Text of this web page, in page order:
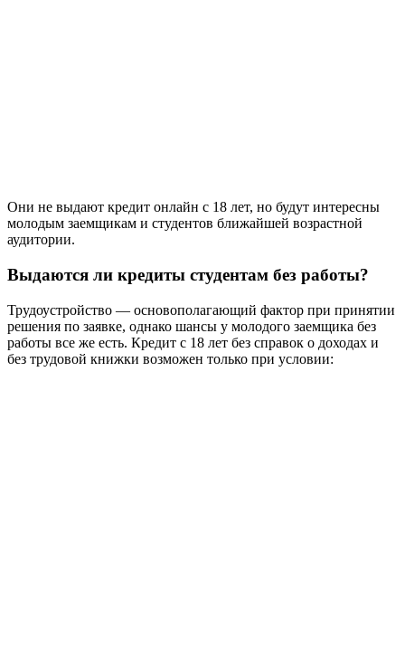
Они не выдают кредит онлайн с 18 лет, но будут интересны
молодым заемщикам и студентов ближайшей возрастной
аудитории.
Выдаются ли кредиты студентам без работы?
Трудоустройство — основополагающий фактор при принятии
решения по заявке, однако шансы у молодого заемщика без
работы все же есть. Кредит с 18 лет без справок о доходах и
без трудовой книжки возможен только при условии: